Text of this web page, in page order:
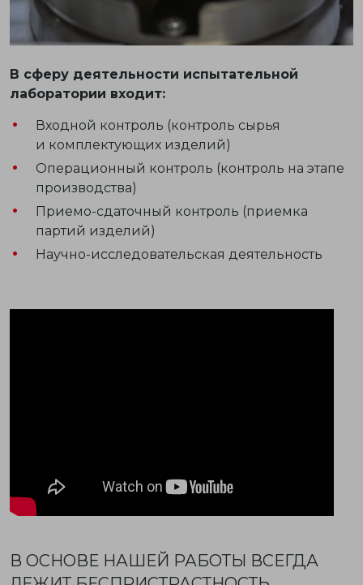
В сферу деятельности испытательной
лаборатории входит:
Входной контроль (контроль сырья
и комплектующих изделий)
Операционный контроль (контроль на этапе
производства)
Приемо-сдаточный контроль (приемка
партий изделий)
Научно-исследовательская деятельность
В ОСНОВЕ НАШЕЙ РАБОТЫ ВСЕГДА